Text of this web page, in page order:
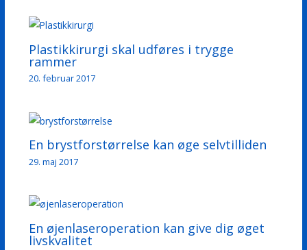
Plastikkirurgi skal udføres i trygge
rammer
20. februar 2017
En brystforstørrelse kan øge selvtilliden
29. maj 2017
En øjenlaseroperation kan give dig øget
livskvalitet